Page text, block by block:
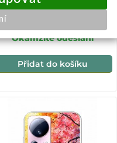
Okamžité odeslání
Přidat do košíku